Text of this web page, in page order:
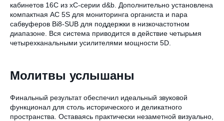
кабинетов 16C из xC-серии d&b. Дополнительно установлена
компактная АС 5S для мониторинга органиста и пара
сабвуферов Bi8-SUB для поддержки в низкочастотном
диапазоне. Вся система приводится в действие четырьмя
четырехканальными усилителями мощности 5D.
Молитвы услышаны
Финальный результат обеспечил идеальный звуковой
функционал для столь исторического и деликатного
пространства. Оставаясь практически незаметной визуально,